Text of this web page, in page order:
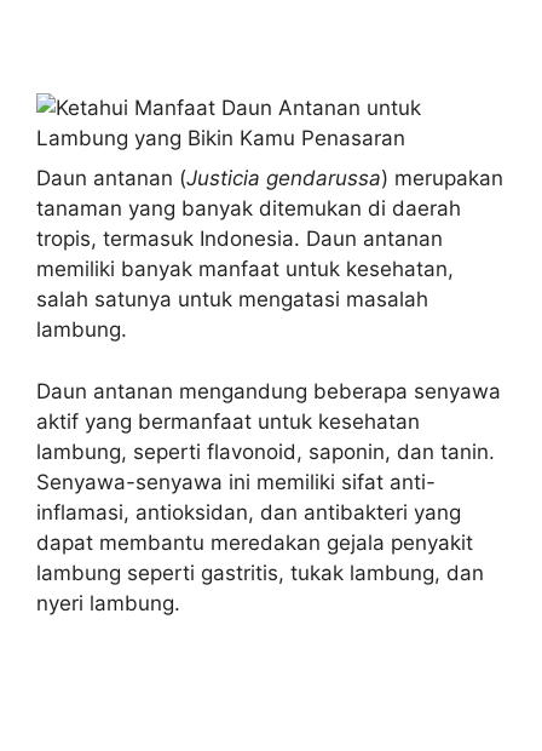
Daun antanan (Justicia gendarussa) merupakan
tanaman yang banyak ditemukan di daerah
tropis, termasuk Indonesia. Daun antanan
memiliki banyak manfaat untuk kesehatan,
salah satunya untuk mengatasi masalah
lambung.
Daun antanan mengandung beberapa senyawa
aktif yang bermanfaat untuk kesehatan
lambung, seperti flavonoid, saponin, dan tanin.
Senyawa-senyawa ini memiliki sifat anti-
inflamasi, antioksidan, dan antibakteri yang
dapat membantu meredakan gejala penyakit
lambung seperti gastritis, tukak lambung, dan
nyeri lambung.